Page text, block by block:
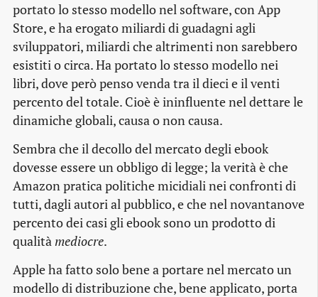
portato lo stesso modello nel software, con App
Store, e ha erogato miliardi di guadagni agli
sviluppatori, miliardi che altrimenti non sarebbero
esistiti o circa. Ha portato lo stesso modello nei
libri, dove però penso venda tra il dieci e il venti
percento del totale. Cioè è ininfluente nel dettare le
dinamiche globali, causa o non causa.
Sembra che il decollo del mercato degli ebook
dovesse essere un obbligo di legge; la verità è che
Amazon pratica politiche micidiali nei confronti di
tutti, dagli autori al pubblico, e che nel novantanove
percento dei casi gli ebook sono un prodotto di
qualitàmediocre.
Apple ha fatto solo bene a portare nel mercato un
modello di distribuzione che, bene applicato, porta